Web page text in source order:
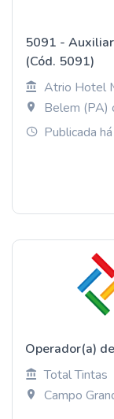
5091 -
(Cód. 5091)
Atrio Hotel
Belem (PA)
Publicada
Operador(a)
Total Tintas
Campo